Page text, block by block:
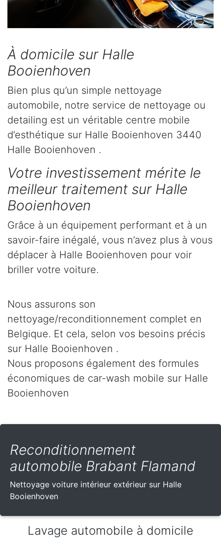
À domicile sur Halle
Booienhoven
Bien plus qu’un simple nettoyage
automobile, notre service de nettoyage ou
detailing est un véritable centre mobile
d’esthétique sur Halle Booienhoven 3440
Halle Booienhoven .
Votre investissement mérite le
meilleur traitement sur Halle
Booienhoven
Grâce à un équipement performant et à un
savoir-faire inégalé, vous n’avez plus à vous
déplacer à Halle Booienhoven pour voir
briller votre voiture.
Nous assurons son
nettoyage/reconditionnement complet en
Belgique. Et cela, selon vos besoins précis
sur Halle Booienhoven .
Nous proposons également des formules
économiques de car-wash mobile sur Halle
Booienhoven
Reconditionnement
automobile Brabant Flamand
Nettoyage voiture intérieur extérieur sur Halle
Booienhoven
Lavage automobile à domicile